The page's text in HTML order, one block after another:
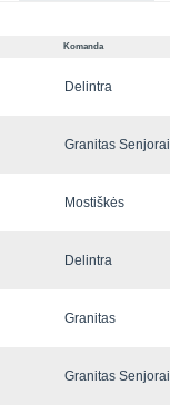
Komanda
Delintra
Granitas Senjorai
Mostiškės
Delintra
Granitas
Granitas Senjorai